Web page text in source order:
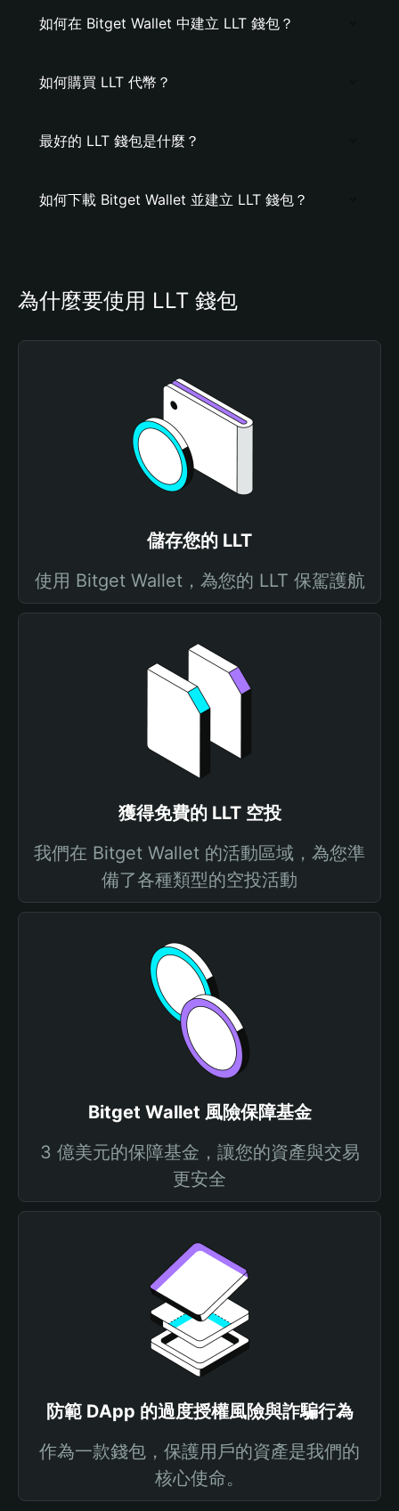
如何在 Bitget Wallet 中建立 LLT 錢包？
如何購買 LLT 代幣？
最好的 LLT 錢包是什麼？
如何下載 Bitget Wallet 並建立 LLT 錢包？
為什麼要使用 LLT 錢包
儲存您的 LLT
使用 Bitget Wallet，為您的 LLT 保駕護航
獲得免費的 LLT 空投
我們在 Bitget Wallet 的活動區域，為您準
備了各種類型的空投活動
Bitget Wallet 風險保障基金
3 億美元的保障基金，讓您的資產與交易
更安全
防範 DApp 的過度授權風險與詐騙行為
作為一款錢包，保護用戶的資產是我們的
核心使命。